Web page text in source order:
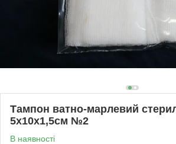
Тампон ватно-марлевий
5х10х1,5см №2
В наявності